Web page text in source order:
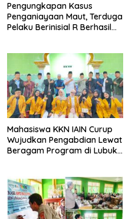
Pengungkapan Kasus
Penganiayaan Maut, Terduga
Pelaku Berinisial R Berhasil
Mahasiswa KKN IAIN Curup
Wujudkan Pengabdian Lewat
Beragam Program di Lubuk